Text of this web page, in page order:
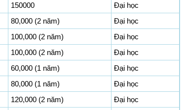
150000
Đại học
80,000 (2 năm)
Đại học
100,000 (2 năm)
Đại học
100,000 (2 năm)
Đại học
60,000 (1 năm)
Đại học
80,000 (1 năm)
Đại học
120,000 (2 năm)
Đại học